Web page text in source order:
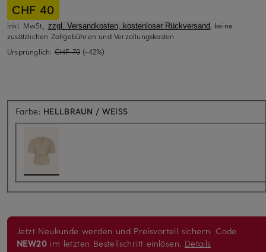
CHF 40
inkl. MwSt., zzgl. Versandkosten, kostenloser Rückversand, keine
zusätzlichen Zollgebühren und Verzollungskosten
Ursprünglich: CHF 70 (-42%)
Farbe: HELLBRAUN / WEISS
Jetzt Neukunde werden und Preisvorteil sichern. Code
NEW20 im letzten Bestellschritt einlösen. Details